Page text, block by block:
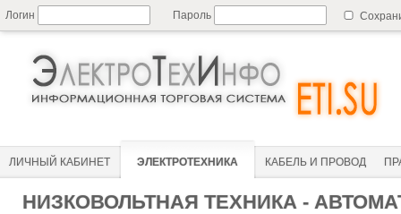
Логин Пароль
ЛИЧНЫЙ КАБИНЕТ ЭЛЕКТРОТЕХНИКА КАБЕЛЬ И ПРОВОД
НИЗКОВОЛЬТНАЯ ТЕХНИКА -